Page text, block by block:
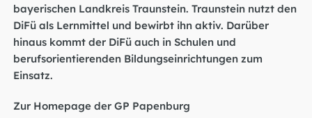
bayerischen Landkreis Traunstein. Traunstein nutzt den
DiFü als Lernmittel und bewirbt ihn aktiv. Darüber
hinaus kommt der DiFü auch in Schulen und
berufsorientierenden Bildungseinrichtungen zum
Einsatz.
Zur Homepage der GP Papenburg